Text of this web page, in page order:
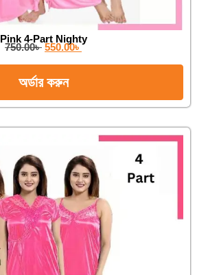
Pink 4-Part Nighty
750.00৳ 550.00৳
অর্ডার করুন